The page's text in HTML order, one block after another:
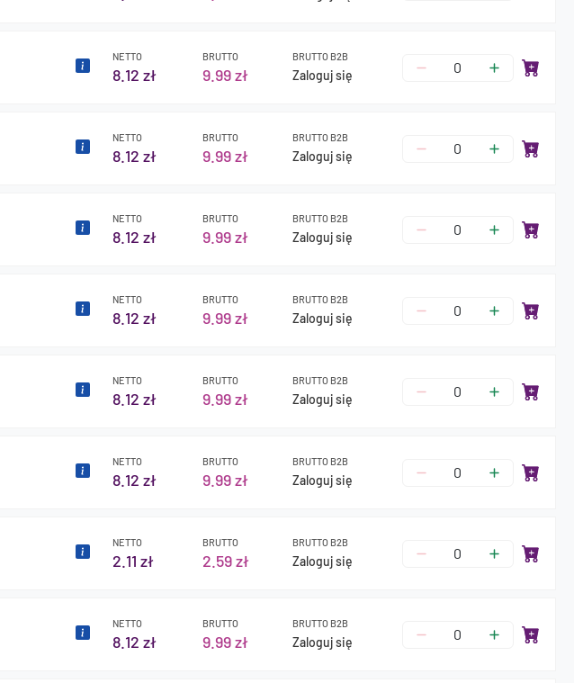
NETTO
8.12 zł
BRUTTO
9.99 zł
BRUTTO B2B
Zaloguj się
NETTO
8.12 zł
BRUTTO
9.99 zł
BRUTTO B2B
Zaloguj się
NETTO
8.12 zł
BRUTTO
9.99 zł
BRUTTO B2B
Zaloguj się
NETTO
8.12 zł
BRUTTO
9.99 zł
BRUTTO B2B
Zaloguj się
NETTO
8.12 zł
BRUTTO
9.99 zł
BRUTTO B2B
Zaloguj się
NETTO
8.12 zł
BRUTTO
9.99 zł
BRUTTO B2B
Zaloguj się
NETTO
2.11 zł
BRUTTO
2.59 zł
BRUTTO B2B
Zaloguj się
NETTO
8.12 zł
BRUTTO
9.99 zł
BRUTTO B2B
Zaloguj się